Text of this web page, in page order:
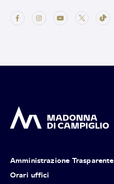
Amministrazione Trasparente
Orari uffici